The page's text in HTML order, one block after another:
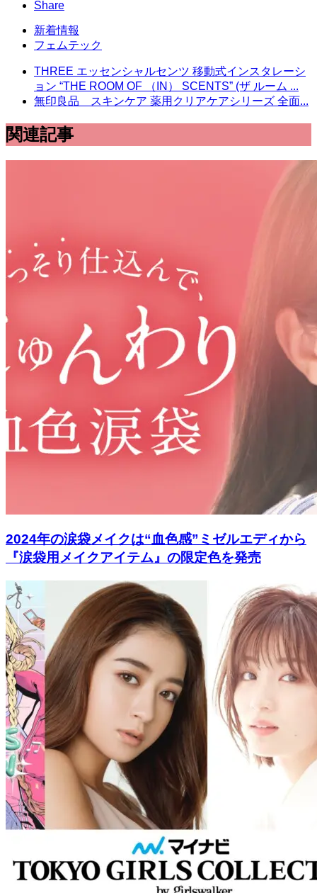
Share
新着情報
フェムテック
THREE エッセンシャルセンツ 移動式インスタレーシ
ョン “THE ROOM OF （IN） SCENTS” (ザ ルーム ...
無印良品 スキンケア 薬用クリアケアシリーズ 全面...
関連記事
2024年の涙袋メイクは“血色感”ミゼルエディから
『涙袋用メイクアイテム』の限定色を発売